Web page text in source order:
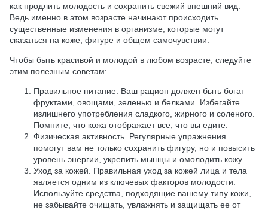
как продлить молодость и сохранить свежий внешний вид.
Ведь именно в этом возрасте начинают происходить
существенные изменения в организме, которые могут
сказаться на коже, фигуре и общем самочувствии.
Чтобы быть красивой и молодой в любом возрасте, следуйте
этим полезным советам:
Правильное питание. Ваш рацион должен быть богат
фруктами, овощами, зеленью и белками. Избегайте
излишнего употребления сладкого, жирного и соленого.
Помните, что кожа отображает все, что вы едите.
Физическая активность. Регулярные упражнения
помогут вам не только сохранить фигуру, но и повысить
уровень энергии, укрепить мышцы и омолодить кожу.
Уход за кожей. Правильная уход за кожей лица и тела
является одним из ключевых факторов молодости.
Используйте средства, подходящие вашему типу кожи,
не забывайте очищать, увлажнять и защищать ее от